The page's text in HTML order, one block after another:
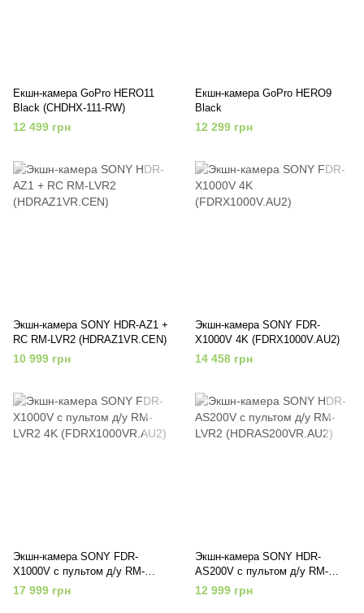
Екшн-камера GoPro HERO11
Black (CHDHX-111-RW)
12 499 грн
Екшн-камера GoPro HERO9
Black
12 299 грн
Экшн-камера SONY HDR-AZ1 +
RC RM-LVR2 (HDRAZ1VR.CEN)
10 999 грн
Экшн-камера SONY FDR-
X1000V 4K (FDRX1000V.AU2)
14 458 грн
Экшн-камера SONY FDR-
X1000V с пультом д/у RM-
LVR2 4K (FDRX1000VR.AU2)
17 999 грн
Экшн-камера SONY HDR-
AS200V с пультом д/у RM-
LVR2 (HDRAS200VR.AU2)
12 999 грн